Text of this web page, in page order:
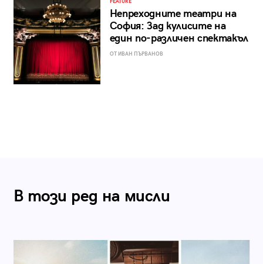
FEATURE
Непреходните театри на
София: Зад кулисите на
един по-различен спектакъл
ОТ ИВАН ПЪРВАНОВ
В този ред на мисли